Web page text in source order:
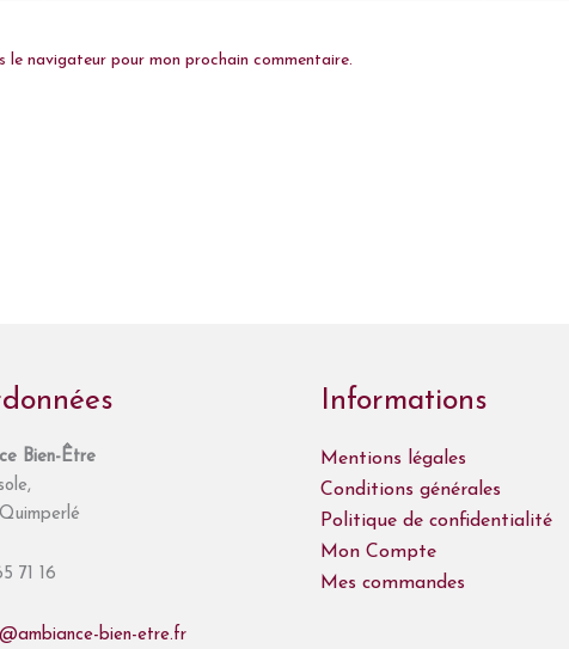
le navigateur pour mon prochain commentaire.
Bien-Être
71 16
bien-etre.fr
Informations
Mentions légales
Conditions générales
Politique de confidentialité
Mon Compte
Mes commandes